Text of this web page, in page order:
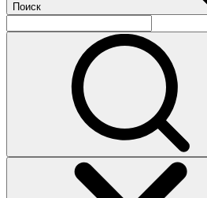
Поиск